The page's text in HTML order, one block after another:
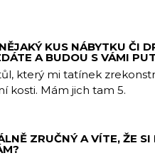
KUS NÁBYTKU ČI
A BUDOU S VÁMI
který mi tatínek
kosti. Mám jich tam 5.
ZRUČNÝ A VÍTE, ŽE